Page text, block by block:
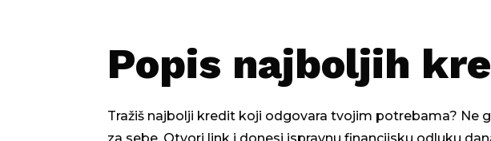
Popis najboljih
Tražiš najbolji kredit koji odgovara tvojim potrebama? Ne
za sebe. Otvori link i donesi ispravnu financijsku odluku